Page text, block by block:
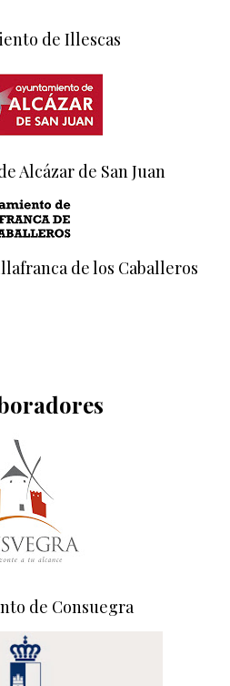
de Illescas
Alcázar de San Juan
de los Caballeros
de Consuegra